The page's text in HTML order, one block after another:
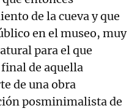
de la cueva y que
en el museo, muy
para el que
de aquella
de una obra
posminimalista de